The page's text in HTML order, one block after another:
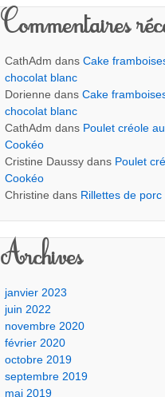
Commentaires
CathAdm dansCake
chocolat blanc
Dorienne dansCake
chocolat blanc
CathAdm dans Poulet créole au
Cookéo
Cristine Daussy dans Poulet
Cookéo
Christine dans Rillettes de porc
Archives
janvier 2023
juin 2022
novembre 2020
février 2020
octobre 2019
septembre 2019
mai 2019